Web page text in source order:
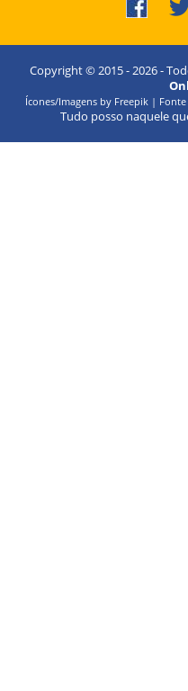
Copyright © 2015 -2026-
Ícones/Imagens by Freepik |
Tudo posso naquele